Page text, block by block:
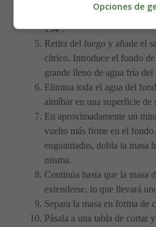
alimentario, añádalo a los
154°.
Retira del fuego y añade el
cítrico. Introduce el fondo
grande lleno de agua fría
Elimina toda el agua del
almíbar en una superficie de
En aproximadamente un
vuelto más firme en el
enguantadas, dobla la masa
misma.
Continúa hasta que la masa
extenderse, lo que llevará
Separa la masa en forma de
Pásala a una tabla de cortar
Opciones de